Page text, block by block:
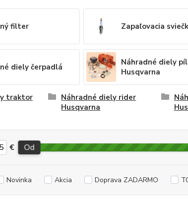
filter Zapaľovacia
diely čerpadlá
Náhradné diely
Husqvarna
traktor
Náhradné diely rider
Husqvarna
€ Od
Novinka Akcia Doprava ZADARMO